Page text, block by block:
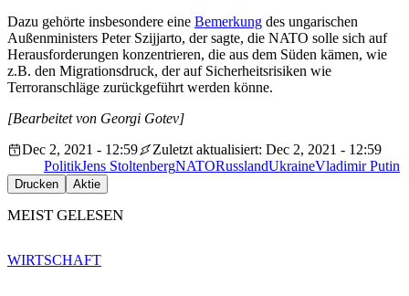
Dazu gehörte insbesondere eine Bemerkung des ungarischen
Außenministers Peter Szijjarto, der sagte, die NATO solle sich auf
Herausforderungen konzentrieren, die aus dem Süden kämen, wie
z.B. den Migrationsdruck, der auf Sicherheitsrisiken wie
Terroranschläge zurückgeführt werden könne.
[Bearbeitet von Georgi Gotev]
Dec 2, 2021 - 12:59
Zuletzt aktualisiert: Dec 2, 2021 - 12:59
PolitikJens StoltenbergNATORusslandUkraineVladimir Putin
Drucken Aktie
MEIST GELESEN
WIRTSCHAFT